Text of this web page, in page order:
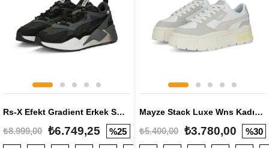
Rs-X Efekt Gradient Erkek Sneaker
₺8.999,00 ₺6.749,25 %25
Mayze Stack Luxe Wns Kadın Sneaker
₺5.400,00 ₺3.780,00 %30